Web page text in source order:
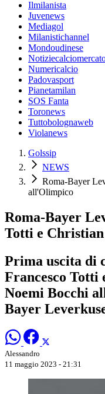
Ilmilanista
Juvenews
Mediagol
Milanistichannel
Mondoudinese
Numericalcio
Padovasport
Pianetamilan
SOS Fanta
Toronews
Tuttobolognaweb
Violanews
Golssip
NEWS
Roma-Bayer
all'Olimpico
Roma-Bayer
Totti e
Prima uscita di
Francesco Totti
Noemi Bocchi
Bayer
Alessandro
11 maggio 2023 - 21:31